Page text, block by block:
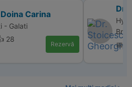
Carina
- Galati
28
Rezervă
Dr.
📅